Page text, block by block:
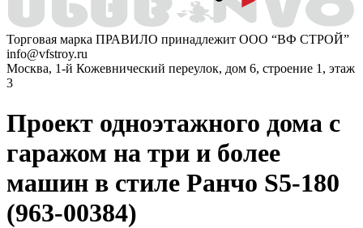
Торговая марка ПРАВИЛО принадлежит ООО “ВФ СТРОЙ”
info@vfstroy.ru
Москва, 1-й Кожевнический переулок, дом 6, строение 1, этаж
3
Проект одноэтажного дома с
гаражом на три и более
машин в стиле Ранчо S5-180
(963-00384)